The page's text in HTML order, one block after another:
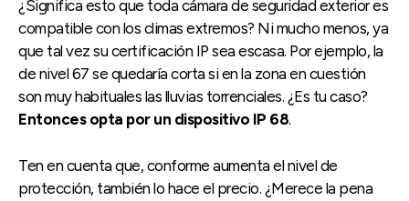
¿Significa esto que toda cámara de seguridad exterior es
compatible con los climas extremos? Ni mucho menos, ya
que tal vez su certificación IP sea escasa. Por ejemplo, la
de nivel 67 se quedaría corta si en la zona en cuestión
son muy habituales las lluvias torrenciales. ¿Es tu caso?
Entonces opta por un dispositivo IP 68.
Ten en cuenta que, conforme aumenta el nivel de
protección, también lo hace el precio. ¿Merece la pena